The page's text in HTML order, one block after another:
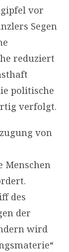
vor
Segen
reduziert
politische
verfolgt.
von
Menschen
des
der
wird